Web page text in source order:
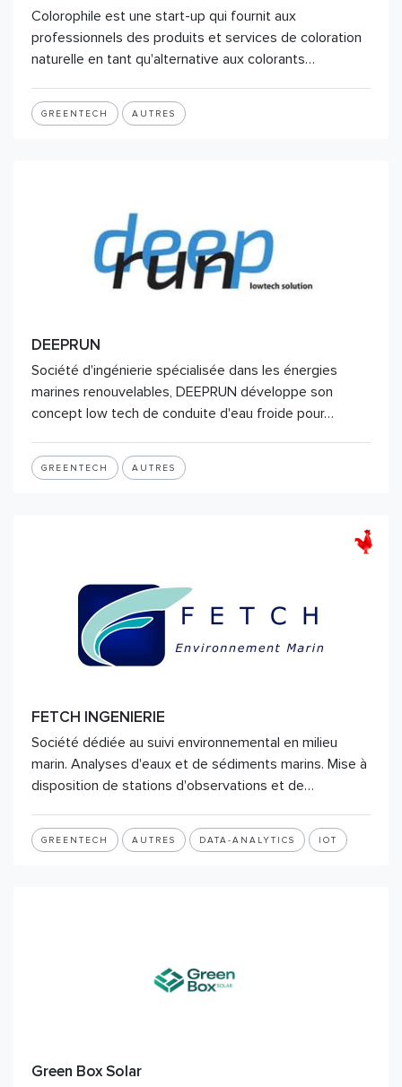
Colorophile est une start-up qui fournit aux
professionnels des produits et services de coloration
naturelle en tant qu'alternative aux colorants…
GREENTECH AUTRES
DEEPRUN
Société d'ingénierie spécialisée dans les énergies
marines renouvelables, DEEPRUN développe son
concept low tech de conduite d'eau froide pour…
GREENTECH AUTRES
FETCH INGENIERIE
Société dédiée au suivi environnemental en milieu
marin. Analyses d'eaux et de sédiments marins. Mise à
disposition de stations d'observations et de…
GREENTECH AUTRES DATA-ANALYTICS IOT
Green Box Solar